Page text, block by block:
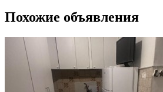
Похожие объявления